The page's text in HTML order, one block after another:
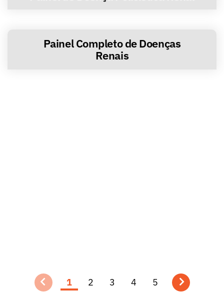
Painel Completo de Doenças
Renais
1 2 3 4 5